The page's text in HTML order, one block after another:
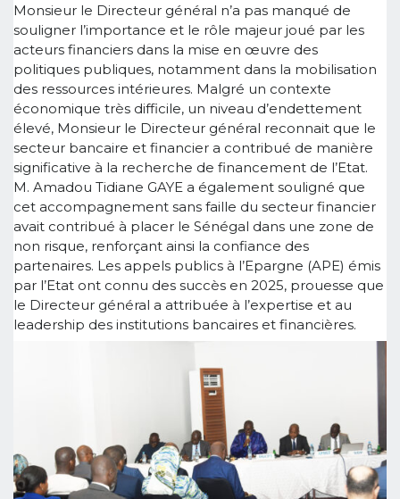
Monsieur le Directeur général n’a pas manqué de
souligner l’importance et le rôle majeur joué par les
acteurs financiers dans la mise en œuvre des
politiques publiques, notamment dans la mobilisation
des ressources intérieures. Malgré un contexte
économique très difficile, un niveau d’endettement
élevé, Monsieur le Directeur général reconnait que le
secteur bancaire et financier a contribué de manière
significative à la recherche de financement de l’Etat.
M. Amadou Tidiane GAYE a également souligné que
cet accompagnement sans faille du secteur financier
avait contribué à placer le Sénégal dans une zone de
non risque, renforçant ainsi la confiance des
partenaires. Les appels publics à l’Epargne (APE) émis
par l’Etat ont connu des succès en 2025, prouesse que
le Directeur général a attribuée à l’expertise et au
leadership des institutions bancaires et financières.